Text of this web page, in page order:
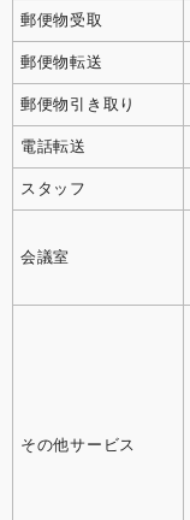
郵便物受取
郵便物転送
郵便物引き取り
電話転送
スタッフ
会議室
その他サービス